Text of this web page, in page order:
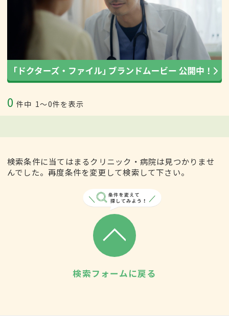
0 件中 1〜0件を表示
検索条件に当てはまるクリニック・病院は見つかりませ
んでした。再度条件を変更して検索して下さい。
検索フォームに戻る